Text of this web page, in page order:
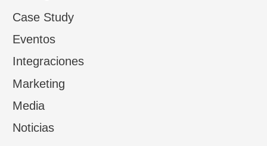
Case Study
Eventos
Integraciones
Marketing
Media
Noticias